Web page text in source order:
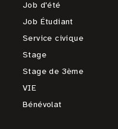
Job d'été
Job Étudiant
Service civique
Stage
Stage de 3ème
VIE
Bénévolat